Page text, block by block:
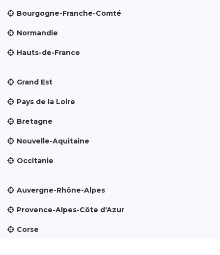
Bourgogne-Franche-Comté
Normandie
Hauts-de-France
Grand Est
Pays de la Loire
Bretagne
Nouvelle-Aquitaine
Occitanie
Auvergne-Rhône-Alpes
Provence-Alpes-Côte d'Azur
Corse